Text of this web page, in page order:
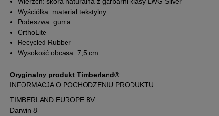
39,5 25,5 cm
40 26 cm
41,5 27 cm
Wyściółka: materiał tekstylny
Podeszwa: guma
OrthoLite
Recycled Rubber
Wysokość obcasa: 7,5 cm
Oryginalny produkt Timberland®
INFORMACJA O POCHODZENIU PRODUKTU:
TIMBERLAND EUROPE BV
Darwin 8